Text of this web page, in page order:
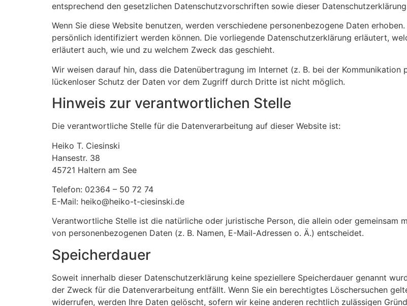
entsprechend den gesetzlichen Datenschutzvorschriften sowie dieser
Wenn Sie diese Website benutzen, werden verschiedene personenbezogene Daten
persönlich identifiziert werden können. Die vorliegende Datenschutzerklärung erläutert,
erläutert auch, wie und zu welchem Zweck das geschieht.
Wir weisen darauf hin, dass die Datenübertragung im Internet (z. B. bei der Kommunikation
lückenloser Schutz der Daten vor dem Zugriff durch Dritte ist nicht möglich.
Hinweis zur verantwortlichen Stelle
Die verantwortliche Stelle für die Datenverarbeitung auf dieser Website ist:
Heiko T. Ciesinski
Hansestr. 38
45721 Haltern am See
Telefon: 02364 – 50 72 74
E-Mail: heiko@heiko-t-ciesinski.de
Verantwortliche Stelle ist die natürliche oder juristische Person, die allein oder gemeinsam
von personenbezogenen Daten (z. B. Namen, E-Mail-Adressen o. Ä.) entscheidet.
Speicherdauer
Soweit innerhalb dieser Datenschutzerklärung keine speziellere Speicherdauer genannt
der Zweck für die Datenverarbeitung entfällt. Wenn Sie ein berechtigtes Löschersuchen
widerrufen, werden Ihre Daten gelöscht, sofern wir keine anderen rechtlich zulässigen